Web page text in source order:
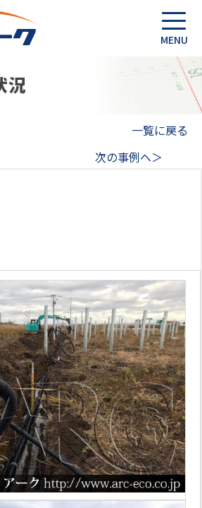
一覧に戻る
次の事例へ＞